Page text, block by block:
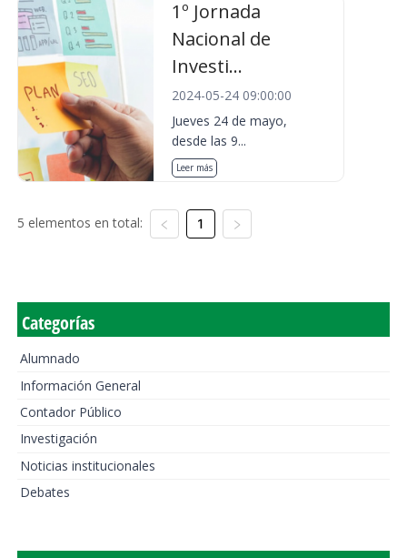
1º Jornada
Nacional de
Investi...
2024-05-24 09:00:00
Jueves 24 de mayo,
desde las 9...
Leer más
5 elementos en total: 1
Categorías
Alumnado
Información General
Contador Público
Investigación
Noticias institucionales
Debates